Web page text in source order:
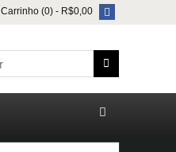
Carrinho (0) - R$0,00